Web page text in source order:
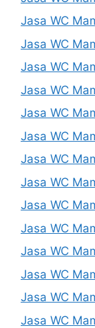
Jasa WC
Jasa WC
Jasa WC
Jasa WC
Jasa WC
Jasa WC
Jasa WC
Jasa WC
Jasa WC
Jasa WC
Jasa WC
Jasa WC
Jasa WC
Jasa WC